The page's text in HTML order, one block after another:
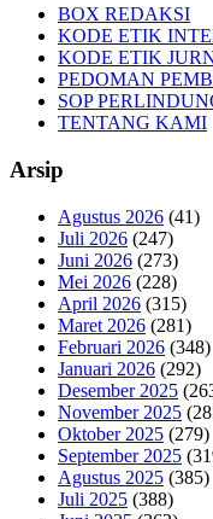
BOX REDAKSI
KODE ETIK
KODE ETIK
PEDOMAN
SOP
TENTANG KAMI
Arsip
Agustus 2026 (41)
Juli 2026 (247)
Juni 2026 (273)
Mei 2026 (228)
April 2026 (315)
Maret 2026 (281)
Februari 2026 (348)
Januari 2026 (292)
Desember 2025
November 2025
Oktober 2025 (279)
September 2025
Agustus 2025 (385)
Juli 2025 (388)